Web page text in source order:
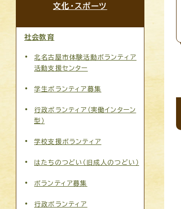
文化・スポーツ
社会教育
北名古屋市体験活動ボランティア
活動支援センター
学生ボランティア募集
行政ボランティア（実働インターン
型）
学校支援ボランティア
はたちのつどい（旧成人のつどい）
ボランティア募集
行政ボランティア